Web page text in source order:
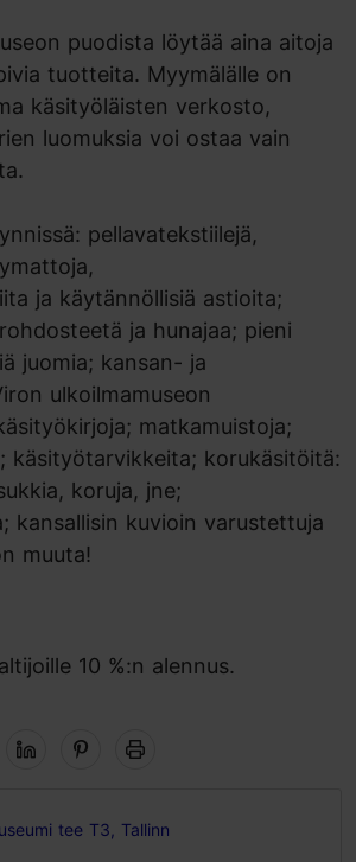
puodista löytää aina aitoja
tuotteita. Myymälälle on
käsityöläisten verkosto,
luomuksia voi ostaa vain
pellavatekstiilejä,
ja käytännöllisiä astioita;
ja hunajaa; pieni
juomia; kansan- ja
ulkoilmamuseon
matkamuistoja;
käsityötarvikkeita; korukäsitöitä:
koruja, jne;
kansallisin kuvioin varustettuja
muuta!
10 %:n alennus.
tee T3, Tallinn